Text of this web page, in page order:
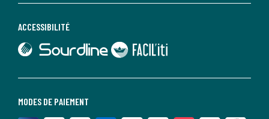
MODES DE PAIEMENT
ACCESSIBILITÉ
lien vers Sourdline
lien vers Faciliti